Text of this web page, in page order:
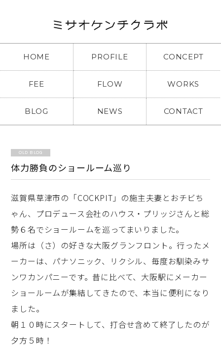
HOME PROFILE CONCEPT
FEE FLOW WORKS
BLOG NEWS CONTACT
OLD BLOG
体力勝負のショールーム巡り
滋賀県草津市の「COCKPIT」の施主夫妻とおチビち
ゃん、プロデュース会社のハウス・プリッジさんと総
勢６名でショールームを巡ってまいりました。
場所は（さ）の好きな大阪グランフロント。行ったメ
ーカーは、パナソニック、リクシル、毎度お馴染みサ
ンワカンパニーです。昔に比べて、大阪駅にメーカー
ショールームが集結してきたので、本当に便利になり
ました。
朝１０時にスタートして、打合せ含めて終了したのが
夕方５時！